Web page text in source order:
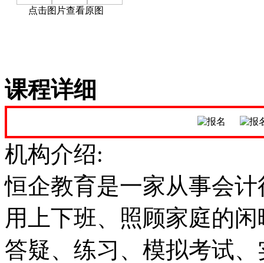
点击图片查看原图
课程详细
机构介绍:
恒企教育是一家从事会
用上下班、照顾家庭的
答疑、练习、模拟考试、